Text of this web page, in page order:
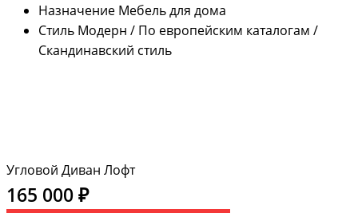
Назначение Мебель для дома
Стиль Модерн / По европейским каталогам /
Скандинавский стиль
Угловой Диван Лофт
165 000 ₽